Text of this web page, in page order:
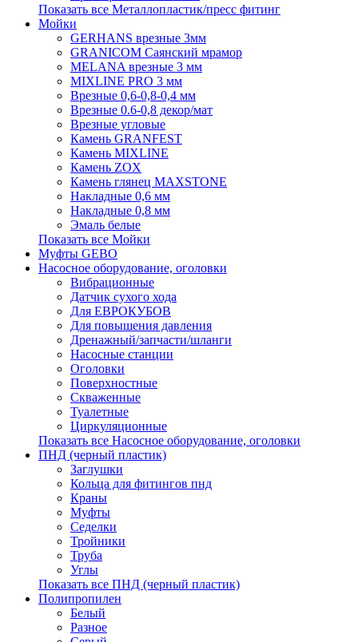
Показать все Металлопластик/пресс фитинг
Мойки
GERHANS врезные 3мм
GRANICOM Саянский мрамор
MELANA врезные 3 мм
MIXLINE PRO 3 мм
Врезные 0,6-0,8-0,4 мм
Врезные 0.6-0,8 декор/мат
Врезные угловые
Камень GRANFEST
Камень MIXLINE
Камень ZOX
Камень глянец MAXSTONE
Накладные 0,6 мм
Накладные 0,8 мм
Эмаль белые
Показать все Мойки
Муфты GEBO
Насосное оборудование, оголовки
Вибрационные
Датчик сухого хода
Для ЕВРОКУБОВ
Для повышения давления
Дренажный/запчасти/шланги
Насосные станции
Оголовки
Поверхностные
Скваженные
Туалетные
Циркуляционные
Показать все Насосное оборудование, оголовки
ПНД (черный пластик)
Заглушки
Кольца для фитингов пнд
Краны
Муфты
Седелки
Тройники
Труба
Углы
Показать все ПНД (черный пластик)
Полипропилен
Белый
Разное